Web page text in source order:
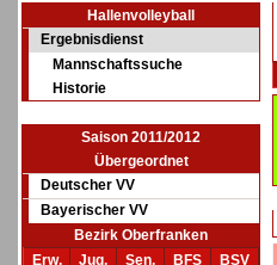
Hallenvolleyball
Ergebnisdienst
Mannschaftssuche
Historie
Saison 2011/2012
Übergeordnet
Deutscher VV
Bayerischer VV
Bezirk Oberfranken
Erw.
Jug. Sen. BFS
BSV